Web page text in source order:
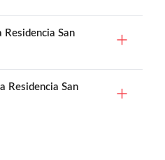
San
Residencia San